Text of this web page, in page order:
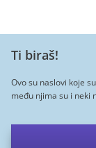
Ti biraš!
Ovo su naslovi koje
među njima su i neki